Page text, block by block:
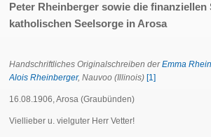
Peter Rheinberger sowie die
katholischen Seelsorge in Arosa
Handschriftliches Originalschreiben derEmma
Alois Rheinberger, Nauvoo (Illinois) [1]
16.08.1906, Arosa (Graubünden)
Viellieber u. vielguter Herr Vetter!